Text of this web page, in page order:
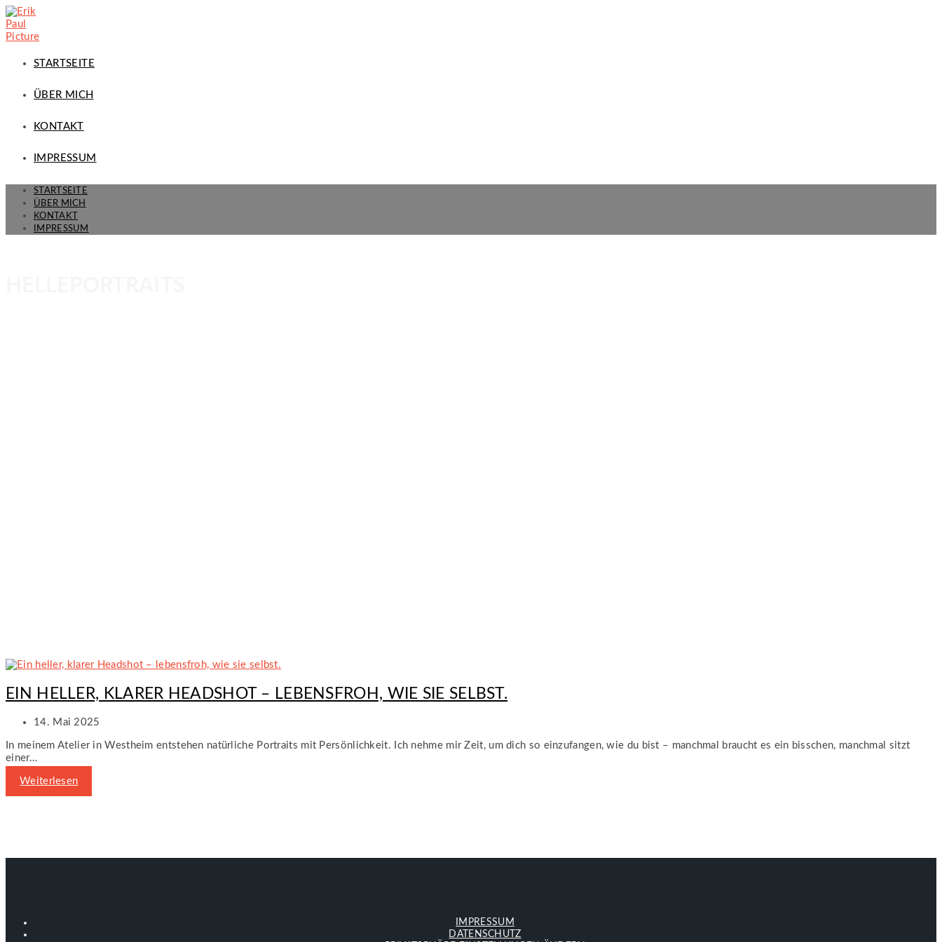
STARTSEITE
ÜBER MICH
KONTAKT
IMPRESSUM
STARTSEITE
ÜBER MICH
KONTAKT
IMPRESSUM
EIN HELLER, KLARER HEADSHOT – LEBENSFROH, WIE SIE SELBST.
14. Mai 2025
In meinem Atelier in Westheim entstehen natürliche Portraits mit Persönlichkeit. Ich nehme mir Zeit, um dich so einzufangen, wie du bist – manchmal braucht es ein bisschen, manchmal sitzt
einer…
Weiterlesen
IMPRESSUM
DATENSCHUTZ